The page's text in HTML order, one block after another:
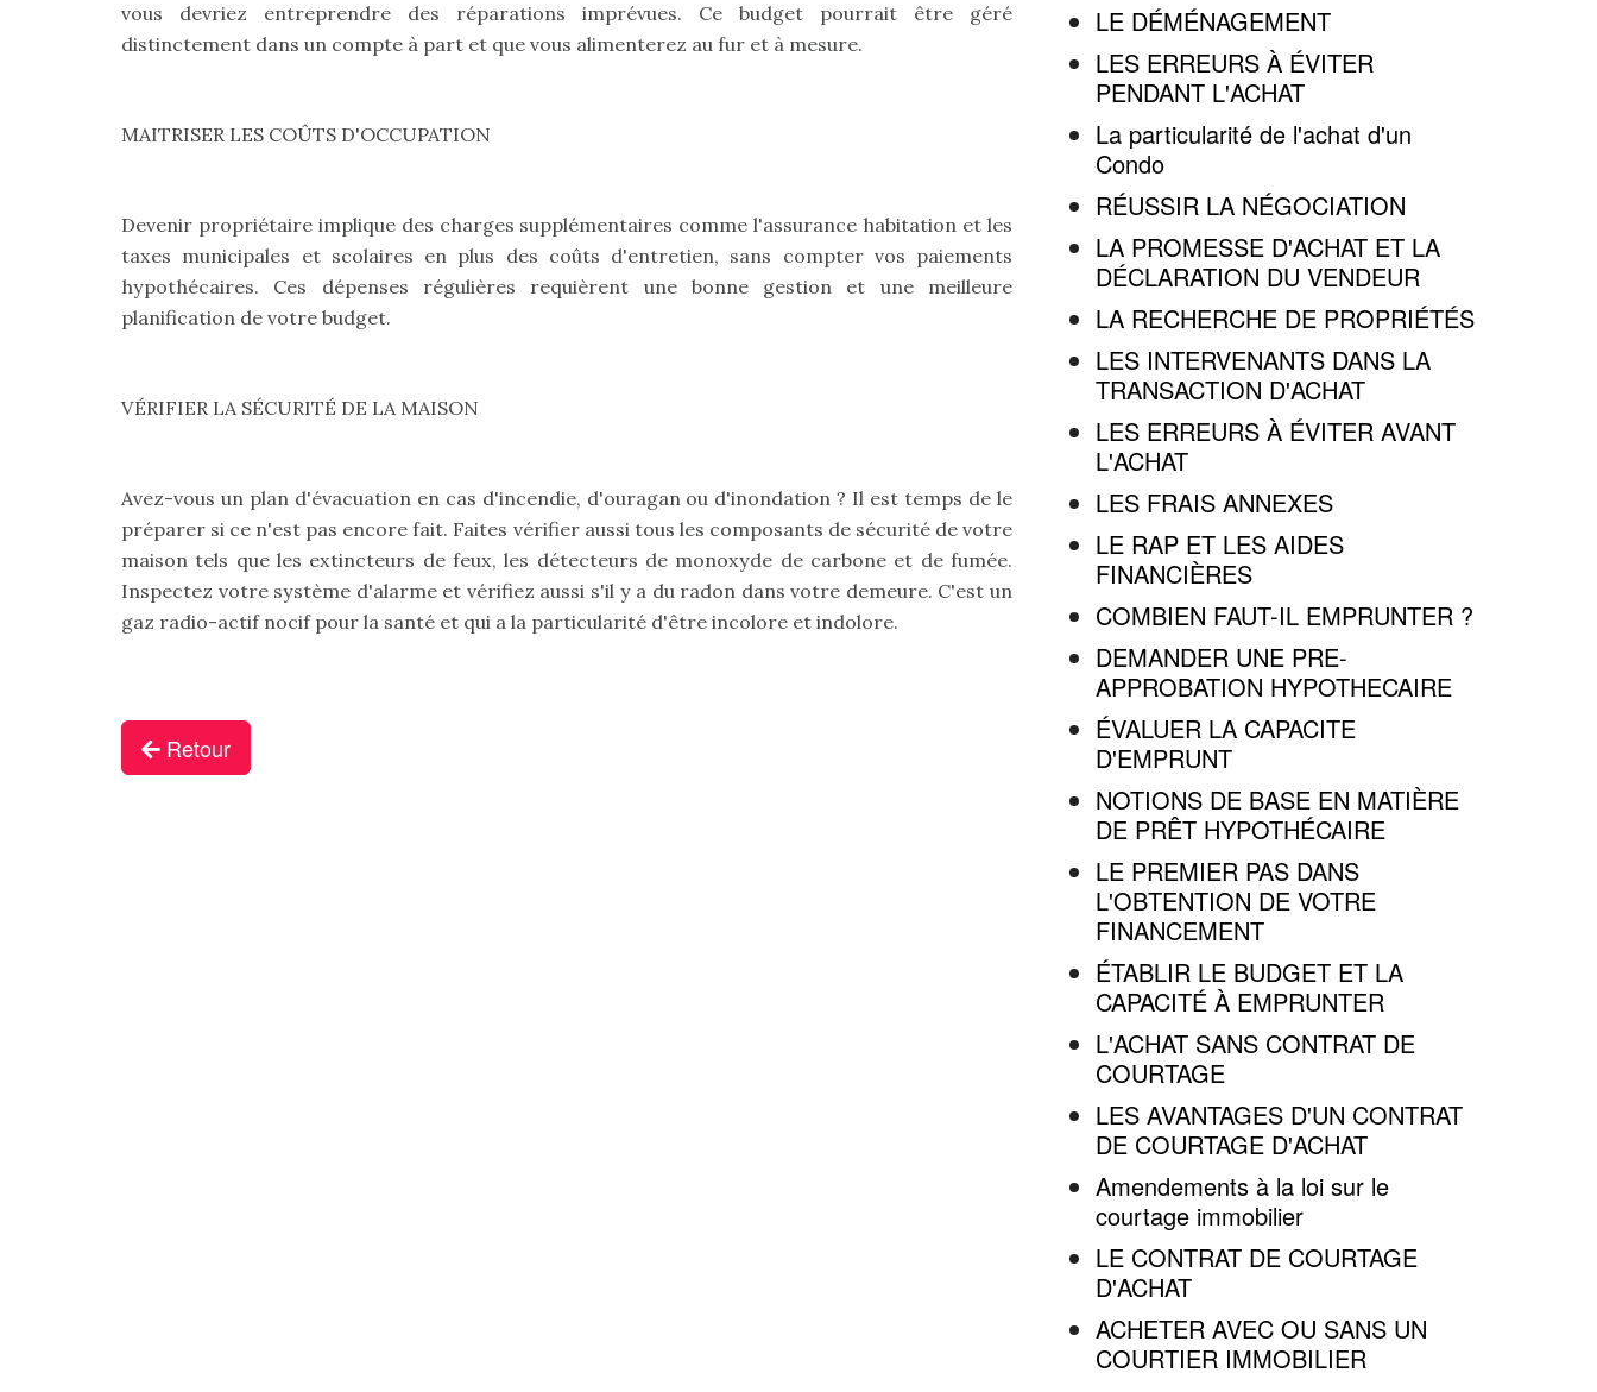
vous devriez entreprendre des réparations imprévues. Ce budget pourrait être géré
distinctement dans un compte à part et que vous alimenterez au fur et à mesure.
MAITRISER LES COÛTS D'OCCUPATION
Devenir propriétaire implique des charges supplémentaires comme l'assurance habitation et les
taxes municipales et scolaires en plus des coûts d'entretien, sans compter vos paiements
hypothécaires. Ces dépenses régulières requièrent une bonne gestion et une meilleure
planification de votre budget.
VÉRIFIER LA SÉCURITÉ DE LA MAISON
Avez-vous un plan d'évacuation en cas d'incendie, d'ouragan ou d'inondation ? Il est temps de le
préparer si ce n'est pas encore fait. Faites vérifier aussi tous les composants de sécurité de votre
maison tels que les extincteurs de feux, les détecteurs de monoxyde de carbone et de fumée.
Inspectez votre système d'alarme et vérifiez aussi s'il y a du radon dans votre demeure. C'est un
gaz radio-actif nocif pour la santé et qui a la particularité d'être incolore et indolore.
Retour
LE DÉMÉNAGEMENT
LES ERREURS À ÉVITER
PENDANT L'ACHAT
La particularité de l'achat d'un
Condo
RÉUSSIR LA NÉGOCIATION
LA PROMESSE D'ACHAT ET LA
DÉCLARATION DU VENDEUR
LA RECHERCHE DE PROPRIÉTÉS
LES INTERVENANTS DANS LA
TRANSACTION D'ACHAT
LES ERREURS À ÉVITER AVANT
L'ACHAT
LES FRAIS ANNEXES
LE RAP ET LES AIDES
FINANCIÈRES
COMBIEN FAUT-IL EMPRUNTER ?
DEMANDER UNE PRE-
APPROBATION HYPOTHECAIRE
ÉVALUER LA CAPACITE
D'EMPRUNT
NOTIONS DE BASE EN MATIÈRE
DE PRÊT HYPOTHÉCAIRE
LE PREMIER PAS DANS
L'OBTENTION DE VOTRE
FINANCEMENT
ÉTABLIR LE BUDGET ET LA
CAPACITÉ À EMPRUNTER
L'ACHAT SANS CONTRAT DE
COURTAGE
LES AVANTAGES D'UN CONTRAT
DE COURTAGE D'ACHAT
Amendements à la loi sur le
courtage immobilier
LE CONTRAT DE COURTAGE
D'ACHAT
ACHETER AVEC OU SANS UN
COURTIER IMMOBILIER